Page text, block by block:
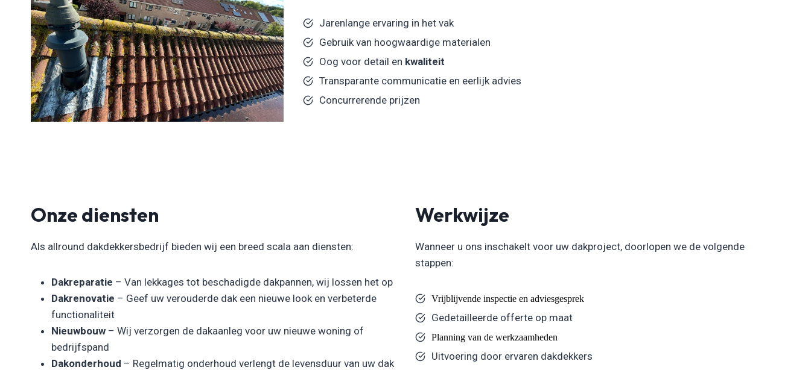
Jarenlange ervaring in het vak
Gebruik van hoogwaardige materialen
Oog voor detail en kwaliteit
Transparante communicatie en eerlijk advies
Concurrerende prijzen
Onze diensten
Als allround dakdekkersbedrijf bieden wij een breed scala aan diensten:
Dakreparatie – Van lekkages tot beschadigde dakpannen, wij lossen het op
Dakrenovatie – Geef uw verouderde dak een nieuwe look en verbeterde
functionaliteit
Nieuwbouw – Wij verzorgen de dakaanleg voor uw nieuwe woning of
bedrijfspand
Dakonderhoud – Regelmatig onderhoud verlengt de levensduur van uw dak
Werkwijze
Wanneer u ons inschakelt voor uw dakproject, doorlopen we de volgende
stappen:
Vrijblijvende inspectie en adviesgesprek
Gedetailleerde offerte op maat
Planning van de werkzaamheden
Uitvoering door ervaren dakdekkers